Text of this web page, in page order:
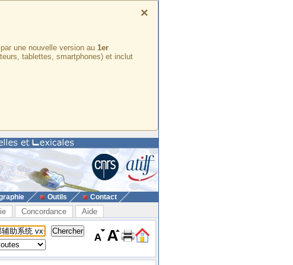
×
une nouvelle version au 1er
tablettes, smartphones) et inclut
Outils Contact
Concordance Aide